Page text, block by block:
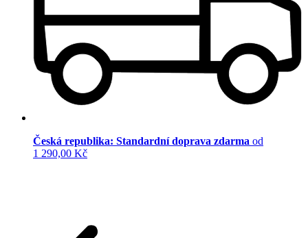
Česká republika: Standardní doprava zdarma od
1 290,00 Kč